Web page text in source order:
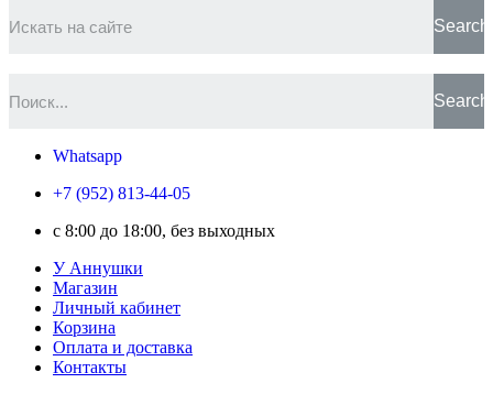
Search
Search
Whatsapp
+7 (952) 813-44-05
c 8:00 до 18:00, без выходных
У Аннушки
Магазин
Личный кабинет
Корзина
Оплата и доставка
Контакты